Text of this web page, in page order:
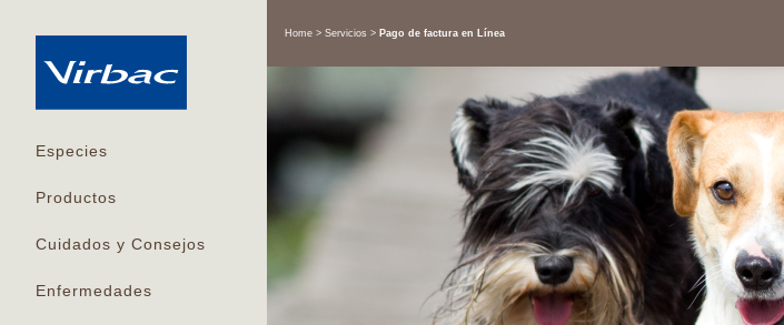
Especies
Productos
Cuidados y Consejos
Enfermedades
Home Servicios Pago de factura en Línea